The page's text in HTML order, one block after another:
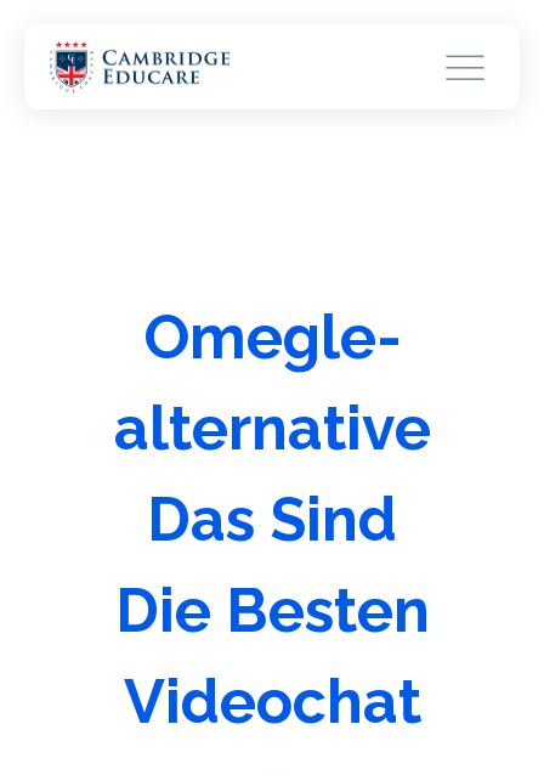
Omegle-
alternative
Das Sind
Die Besten
Videochat